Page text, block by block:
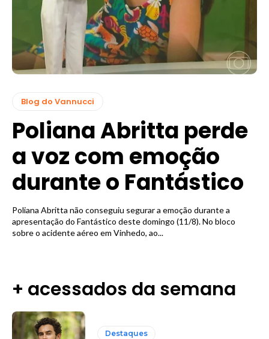
Blog do Vannucci
Poliana Abritta perde
a voz com emoção
durante o Fantástico
Poliana Abritta não conseguiu segurar a emoção durante a
apresentação do Fantástico deste domingo (11/8). No bloco
sobre o acidente aéreo em Vinhedo, ao...
+ acessados da semana
Destaques